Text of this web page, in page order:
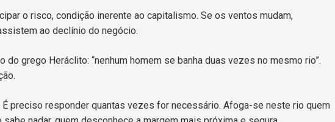
o risco, condição inerente ao capitalismo. Se os ventos mudam,
ao declínio do negócio.
do grego Heráclito: “nenhum homem se banha duas vezes no mesmo rio”.
É preciso responder quantas vezes for necessário. Afoga-se neste rio quem